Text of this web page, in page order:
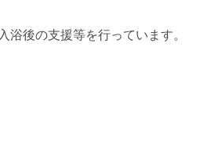
後の支援等を行っています。